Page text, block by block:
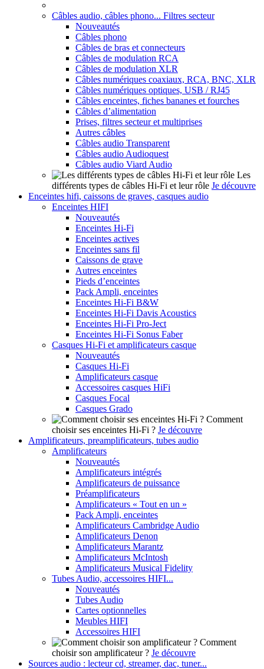
Câbles audio, câbles phono... Filtres secteur
Nouveautés
Câbles phono
Câbles de bras et connecteurs
Câbles de modulation RCA
Câbles de modulation XLR
Câbles numériques coaxiaux, RCA, BNC, XLR
Câbles numériques optiques, USB / RJ45
Câbles enceintes, fiches bananes et fourches
Câbles d’alimentation
Prises, filtres secteur et multiprises
Autres câbles
Câbles audio Transparent
Câbles audio Audioquest
Câbles audio Viard Audio
Les
différents types de câbles Hi-Fi et leur rôle Je découvre
Enceintes hifi, caissons de graves, casques audio
Enceintes HIFI
Nouveautés
Enceintes Hi-Fi
Enceintes actives
Enceintes sans fil
Caissons de grave
Autres enceintes
Pieds d’enceintes
Pack Ampli, enceintes
Enceintes Hi-Fi B&W
Enceintes Hi-Fi Davis Acoustics
Enceintes Hi-Fi Pro-Ject
Enceintes Hi-Fi Sonus Faber
Casques Hi-Fi et amplificateurs casque
Nouveautés
Casques Hi-Fi
Amplificateurs casque
Accessoires casques HiFi
Casques Focal
Casques Grado
Comment
choisir ses enceintes Hi-Fi ? Je découvre
Amplificateurs, preamplificateurs, tubes audio
Amplificateurs
Nouveautés
Amplificateurs intégrés
Amplificateurs de puissance
Préamplificateurs
Amplificateurs « Tout en un »
Pack Ampli, enceintes
Amplificateurs Cambridge Audio
Amplificateurs Denon
Amplificateurs Marantz
Amplificateurs McIntosh
Amplificateurs Musical Fidelity
Tubes Audio, accessoires HIFI...
Nouveautés
Tubes Audio
Cartes optionnelles
Meubles HIFI
Accessoires HIFI
Comment
choisir son amplificateur ? Je découvre
Sources audio : lecteur cd, streamer, dac, tuner...